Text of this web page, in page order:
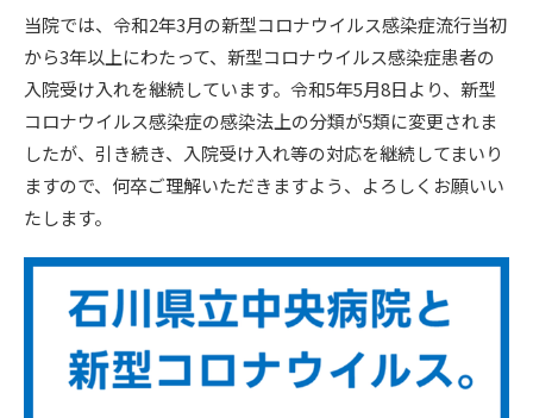
当院では、令和2年3月の新型コロナウイルス感染症流行当初
から3年以上にわたって、新型コロナウイルス感染症患者の
入院受け入れを継続しています。令和5年5月8日より、新型
コロナウイルス感染症の感染法上の分類が5類に変更されま
したが、引き続き、入院受け入れ等の対応を継続してまいり
ますので、何卒ご理解いただきますよう、よろしくお願いい
たします。